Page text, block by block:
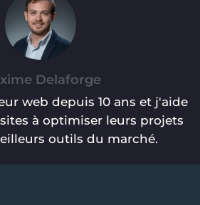
Delaforge
web depuis 10 ans et j'aide
à optimiser leurs projets
outils du marché.